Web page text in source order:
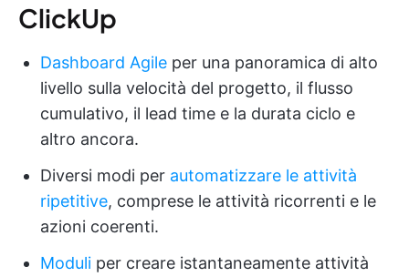
ClickUp
Dashboard Agile per una panoramica di alto
livello sulla velocità del progetto, il flusso
cumulativo, il lead time e la durata ciclo e
altro ancora.
Diversi modi per automatizzare le attività
ripetitive, comprese le attività ricorrenti e le
azioni coerenti.
Moduli per creare istantaneamente attività